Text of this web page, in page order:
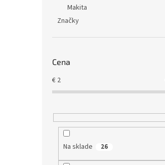
Makita
Značky
Cena
€ 2
Na sklade 26